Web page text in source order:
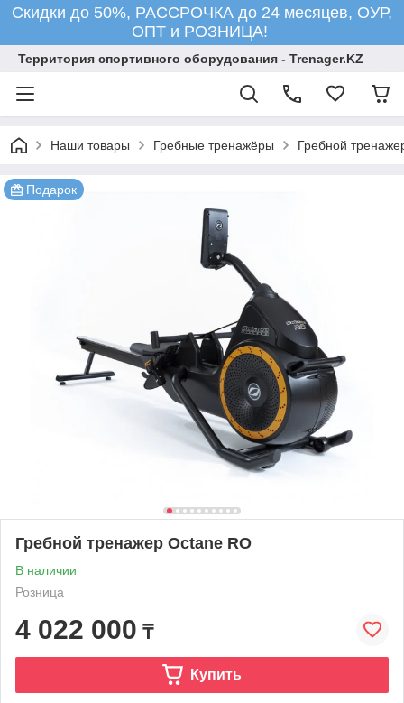
Скидки до 50%, РАССРОЧКА до 24 месяцев, ОУР,
ОПТ и РОЗНИЦА!
Территория спортивного оборудования - Trenager.KZ
Наши товары Гребные тренажёры Гребной
Подарок
Гребной тренажер Octane RO
В наличии
Розница
4 022 000 ₸
Купить